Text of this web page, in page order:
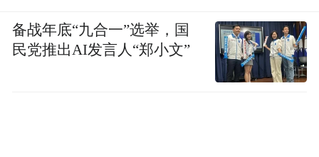
备战年底“九合一”选举，国
民党推出AI发言人“郑小文”